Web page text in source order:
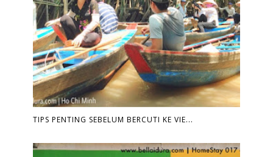
TIPS PENTING SEBELUM BERCUTI KE VIE...